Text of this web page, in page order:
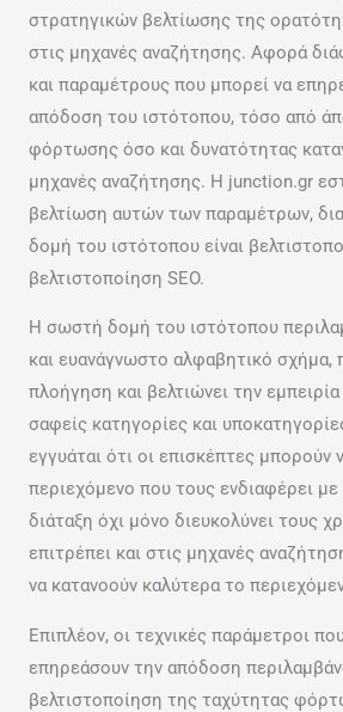
στρατηγικών βελτίωσης της
στις μηχανές αναζήτησης. Αφορά
και παραμέτρους που μπορεί να
απόδοση του ιστότοπου, τόσο από
φόρτωσης όσο και δυνατότητας
μηχανές αναζήτησης. Η junction.gr
βελτίωση αυτών των παραμέτρων,
δομή του ιστότοπου είναι
βελτιστοποίηση SEO.
Η σωστή δομή του ιστότοπου
και ευανάγνωστο αλφαβητικό σχήμα,
πλοήγηση και βελτιώνει την
σαφείς κατηγορίες και
εγγυάται ότι οι επισκέπτες μπορούν
περιεχόμενο που τους ενδιαφέρει
διάταξη όχι μόνο διευκολύνει τους
επιτρέπει και στις μηχανές
να κατανοούν καλύτερα το
Επιπλέον, οι τεχνικές παράμετροι
επηρεάσουν την απόδοση
βελτιστοποίηση της ταχύτητας